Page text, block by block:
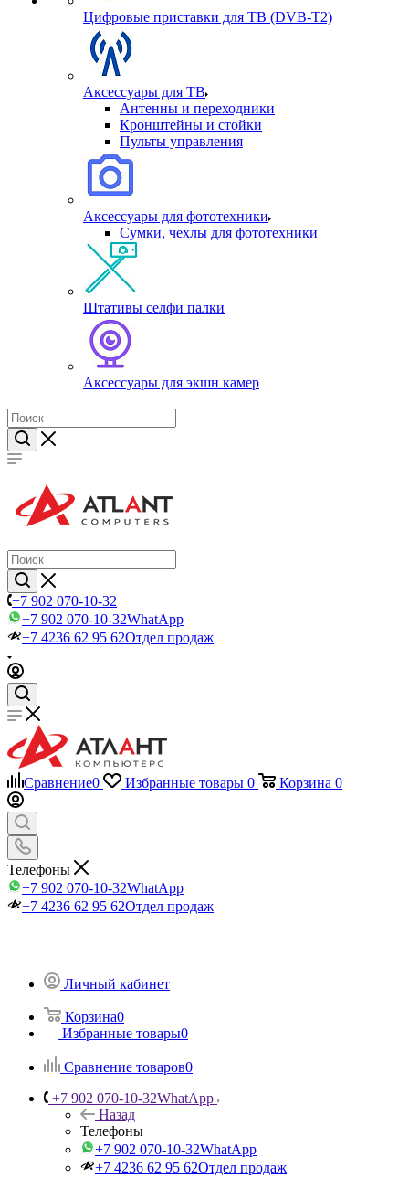
Цифровые приставки для ТВ (DVB-T2)
Аксессуары для ТВ
Антенны и переходники
Кронштейны и стойки
Пульты управления
Аксессуары для фототехники
Сумки, чехлы для фототехники
Штативы селфи палки
Аксессуары для экшн камер
+7 902 070-10-32
+7 902 070-10-32WhatApp
+7 4236 62 95 62Отдел продаж
Сравнение0 Избранные товары 0 Корзина 0
Телефоны
+7 902 070-10-32WhatApp
+7 4236 62 95 62Отдел продаж
Личный кабинет
Корзина0
Избранные товары0
Сравнение товаров0
+7 902 070-10-32WhatApp
Назад
Телефоны
+7 902 070-10-32WhatApp
+7 4236 62 95 62Отдел продаж